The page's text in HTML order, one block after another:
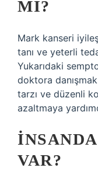
MI?
Mark kanseri
tanı ve yeterli
Yukarıdaki
doktora
tarzı ve düzenli
azaltmaya
VAR?